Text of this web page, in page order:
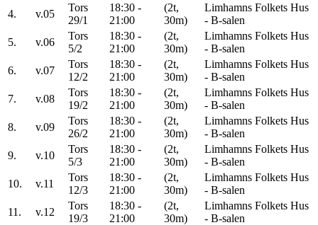
4.
v.05
Tors
29/1
18:30 -
21:00
(2t,
30m)
Limhamns Folkets Hus
- B-salen
5.
v.06
Tors
5/2
18:30 -
21:00
(2t,
30m)
Limhamns Folkets Hus
- B-salen
6.
v.07
Tors
12/2
18:30 -
21:00
(2t,
30m)
Limhamns Folkets Hus
- B-salen
7.
v.08
Tors
19/2
18:30 -
21:00
(2t,
30m)
Limhamns Folkets Hus
- B-salen
8.
v.09
Tors
26/2
18:30 -
21:00
(2t,
30m)
Limhamns Folkets Hus
- B-salen
9.
v.10
Tors
5/3
18:30 -
21:00
(2t,
30m)
Limhamns Folkets Hus
- B-salen
10.
v.11
Tors
12/3
18:30 -
21:00
(2t,
30m)
Limhamns Folkets Hus
- B-salen
11.
v.12
Tors
19/3
18:30 -
21:00
(2t,
30m)
Limhamns Folkets Hus
- B-salen